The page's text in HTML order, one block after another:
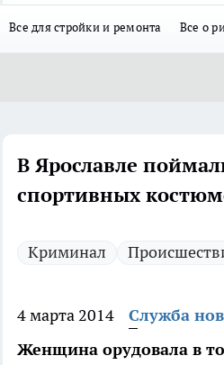
Все для стройки и ремонта Все о
В Ярославле
спортивных
Криминал
4 марта 2014
Служба
Женщина орудовала в